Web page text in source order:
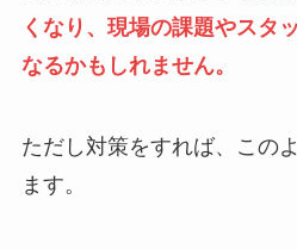
くなり、現場の課題やスタ
なるかもしれません。
ただし対策をすれば、この
ます。